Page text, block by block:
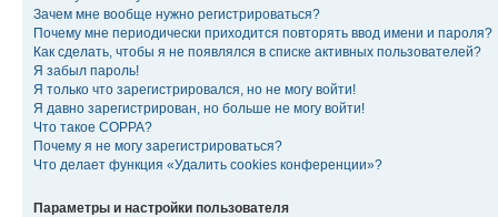
Зачем мне вообще нужно регистрироваться?
Почему мне периодически приходится повторять ввод имени и пароля?
Как сделать, чтобы я не появлялся в списке активных пользователей?
Я забыл пароль!
Я только что зарегистрировался, но не могу войти!
Я давно зарегистрирован, но больше не могу войти!
Что такое COPPA?
Почему я не могу зарегистрироваться?
Что делает функция «Удалить cookies конференции»?
Параметры и настройки пользователя